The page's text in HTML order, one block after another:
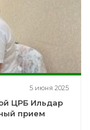
5 июня 2025
ЦРБ Ильдар
прием